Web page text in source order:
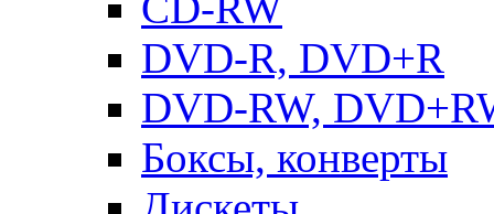
DVD-R, DVD+R
DVD-RW,
Боксы, конверты